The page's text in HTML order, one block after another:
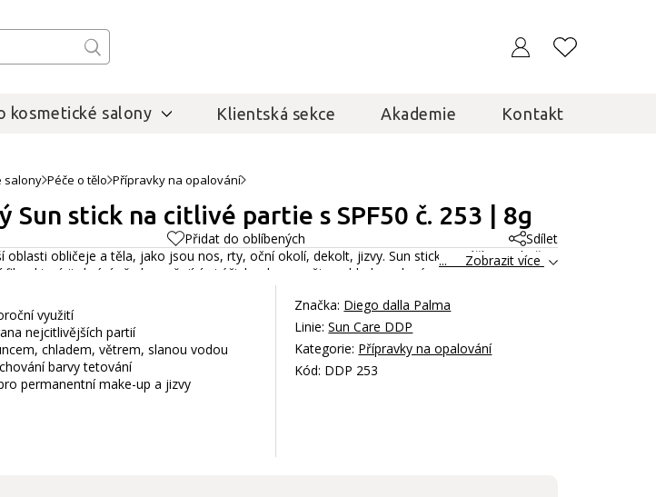
kosmetické salony Klientská sekce Akademie Kontakt
salony Péče o tělo Přípravky na opalování
Sun stick na citlivé partie s SPF50 č. 253 | 8g
Přidat do oblíbených
Sdílet
oblasti obličeje a těla, jako jsou nos, rty, oční okolí, dekolt, jizvy. Sun stick vytváří na pokožce
film, který ji chrání před vysušujícími účinky slunce, větru, chladu a slané vody.Celý popis
... Zobrazit více
využití
nejcitlivějších partií
chladem, větrem, slanou vodou
barvy tetování
permanentní make-up a jizvy
Značka: Diego dalla Palma
Linie:Sun Care DDP
Kategorie: Přípravky na opalování
Kód: DDP 253